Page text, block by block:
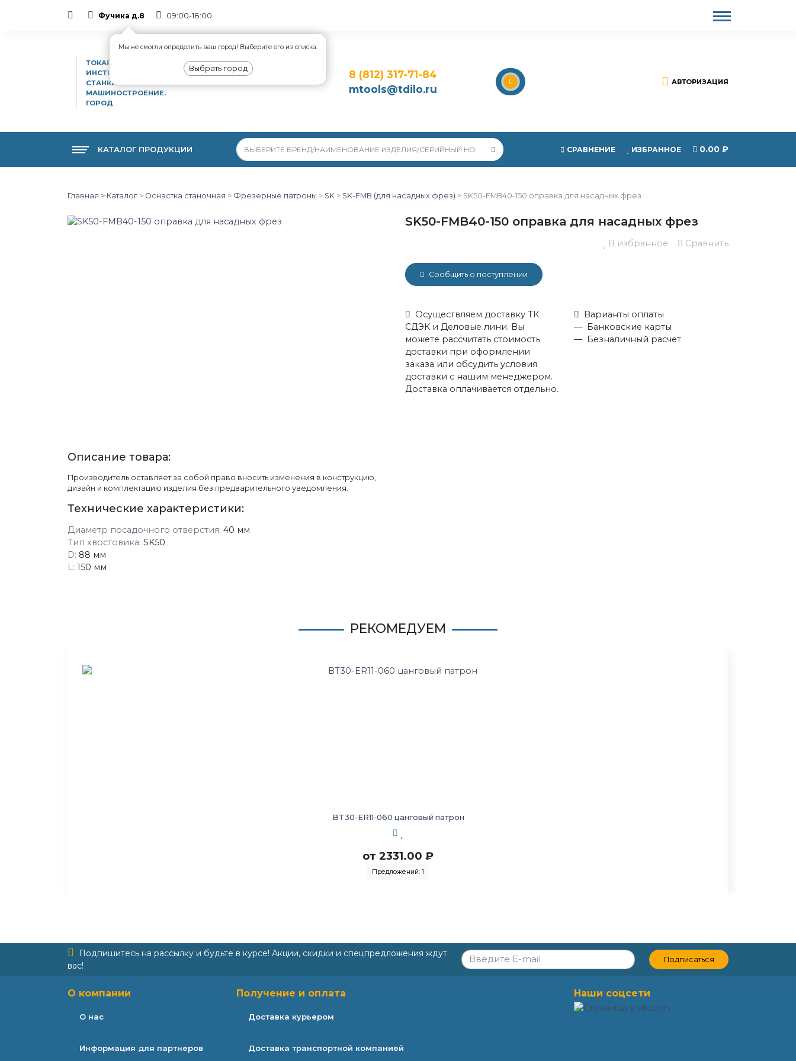
Мы не смогли определить ваш город! Выберите его из списка:
Выбрать город
Фучика д.8 09:00-18:00
ТОКАРНО-ФРЕЗЕРНЫЙ
ИНСТРУМЕНТ. ЧПУ
СТАНКИ.
МАШИНОСТРОЕНИЕ.
ГОРОД
8 (812) 317-71-84
mtools@tdilo.ru
АВТОРИЗАЦИЯ
КАТАЛОГ ПРОДУКЦИИ СРАВНЕНИЕ ИЗБРАННОЕ 0.00 ₽
Главная > Каталог > Оснастка станочная > Фрезерные патроны > SK > SK-FMB (для насадных фрез) > SK50-FMB40-150 оправка для насадных фрез
Описание товара:
Производитель оставляет за собой право вносить изменения в конструкцию,
дизайн и комплектацию изделия без предварительного уведомления.
Технические характеристики:
Диаметр посадочного отверстия: 40 мм
Тип хвостовика: SK50
D: 88 мм
L: 150 мм
SK50-FMB40-150 оправка для насадных фрез
В избранное Сравнить
Сообщить о поступлении
Осуществляем доставку ТК
СДЭК и Деловые лини. Вы
можете рассчитать стоимость
доставки при оформлении
заказа или обсудить условия
доставки с нашим менеджером.
Доставка оплачивается отдельно.
Варианты оплаты
Банковские карты
Безналичный расчет
РЕКОМЕДУЕМ
BT30-ER11-060 цанговый патрон
от 2331.00 ₽
Предложений: 1
Подпишитесь на рассылку и будьте в курсе! Акции, скидки и спецпредложения ждут
вас!
Подписаться
О компании
О нас
Информация для партнеров
Получение и оплата
Доставка курьером
Доставка транспортной компанией
Наши соцсети